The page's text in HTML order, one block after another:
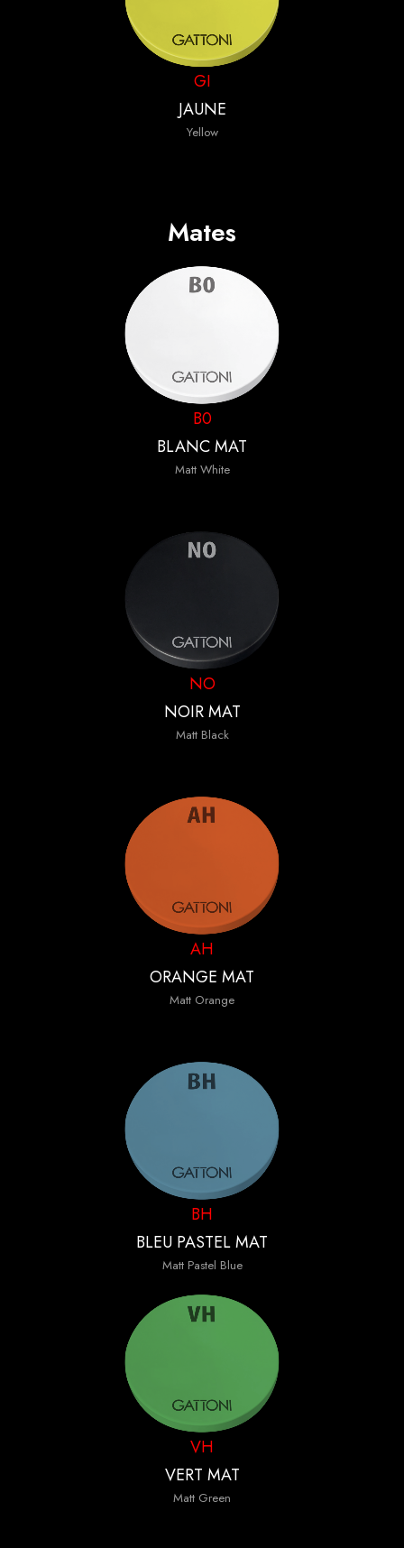
GI
JAUNE
Yellow
Mates
B0
BLANC MAT
Matt White
NO
NOIR MAT
Matt Black
AH
ORANGE MAT
Matt Orange
BH
BLEU PASTEL MAT
Matt Pastel Blue
VH
VERT MAT
Matt Green